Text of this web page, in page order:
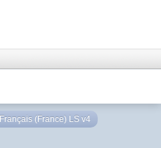
Français (France) LS v4